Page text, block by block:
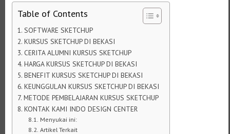
Table of Contents
SOFTWARE SKETCHUP
KURSUS SKETCHUP DI BEKASI
CERITA ALUMNI KURSUS SKETCHUP
HARGA KURSUS SKETCHUP DI BEKASI
BENEFIT KURSUS SKETCHUP DI BEKASI
KEUNGGULAN KURSUS SKETCHUP DI BEKASI
METODE PEMBELAJARAN KURSUS SKETCHUP
KONTAK KAMI INDO DESIGN CENTER
Menyukai ini:
Artikel Terkait